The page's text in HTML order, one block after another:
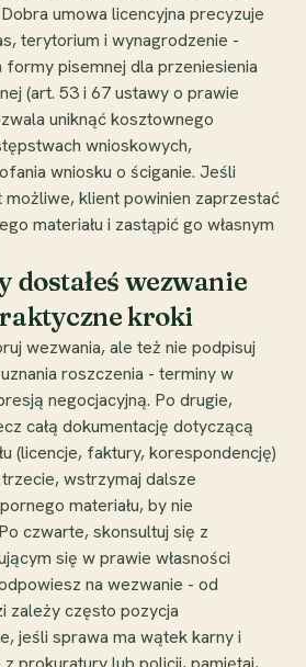
umowa licencyjna precyzuje
terytorium i wynagrodzenie -
pisemnej dla przeniesienia
(art. 53 i 67 ustawy o prawie
uniknąć kosztownego
wnioskowych,
wniosku o ściganie. Jeśli
możliwe, klient powinien zaprzestać
materiału i zastąpić go własnym
dostałeś wezwanie
kroki
wezwania, ale też nie podpisuj
roszczenia - terminy w
negocjacyjną. Po drugie,
całą dokumentację dotyczącą
(licencje, faktury, korespondencję)
wstrzymaj dalsze
materiału, by nie
czwarte, skonsultuj się z
się w prawie własności
na wezwanie - od
zależy często pozycja
jeśli sprawa ma wątek karny i